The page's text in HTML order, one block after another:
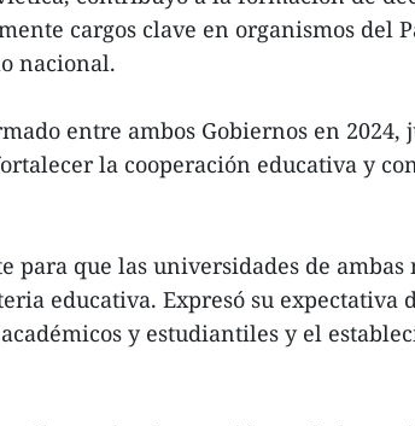
cargos clave en organismos del
nacional.
entre ambos Gobiernos en
la cooperación educativa y
que las universidades de
educativa. Expresó su expectativa
y estudiantiles y el